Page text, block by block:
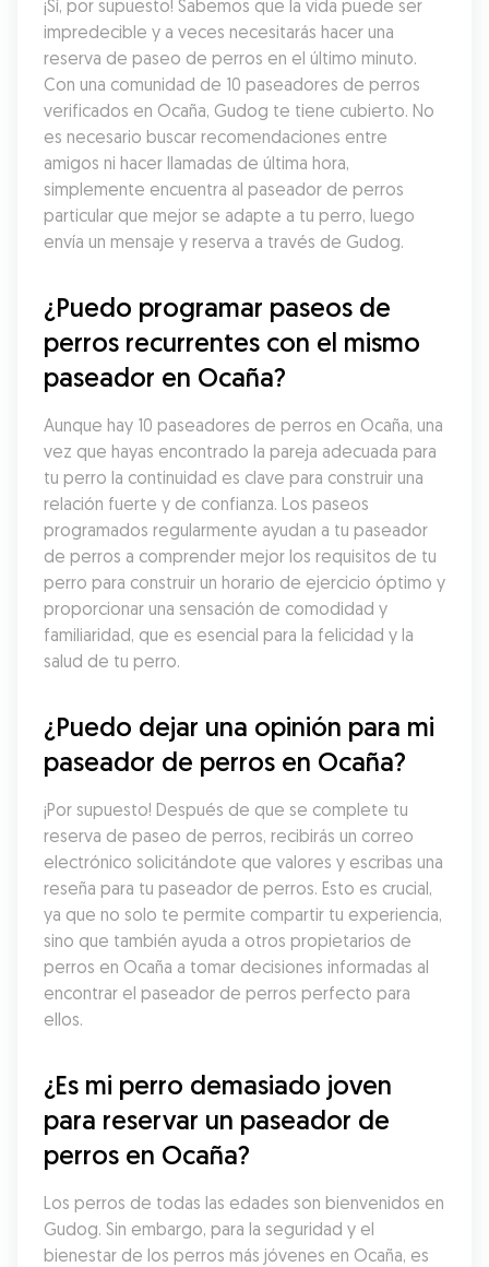
¡Sí, por supuesto! Sabemos que la vida puede ser
impredecible y a veces necesitarás hacer una
reserva de paseo de perros en el último minuto.
Con una comunidad de 10 paseadores de perros
verificados en Ocaña, Gudog te tiene cubierto. No
es necesario buscar recomendaciones entre
amigos ni hacer llamadas de última hora,
simplemente encuentra al paseador de perros
particular que mejor se adapte a tu perro, luego
envía un mensaje y reserva a través de Gudog.
¿Puedo programar paseos de
perros recurrentes con el mismo
paseador en Ocaña?
Aunque hay 10 paseadores de perros en Ocaña, una
vez que hayas encontrado la pareja adecuada para
tu perro la continuidad es clave para construir una
relación fuerte y de confianza. Los paseos
programados regularmente ayudan a tu paseador
de perros a comprender mejor los requisitos de tu
perro para construir un horario de ejercicio óptimo y
proporcionar una sensación de comodidad y
familiaridad, que es esencial para la felicidad y la
salud de tu perro.
¿Puedo dejar una opinión para mi
paseador de perros en Ocaña?
¡Por supuesto! Después de que se complete tu
reserva de paseo de perros, recibirás un correo
electrónico solicitándote que valores y escribas una
reseña para tu paseador de perros. Esto es crucial,
ya que no solo te permite compartir tu experiencia,
sino que también ayuda a otros propietarios de
perros en Ocaña a tomar decisiones informadas al
encontrar el paseador de perros perfecto para
ellos.
¿Es mi perro demasiado joven
para reservar un paseador de
perros en Ocaña?
Los perros de todas las edades son bienvenidos en
Gudog. Sin embargo, para la seguridad y el
bienestar de los perros más jóvenes en Ocaña, es